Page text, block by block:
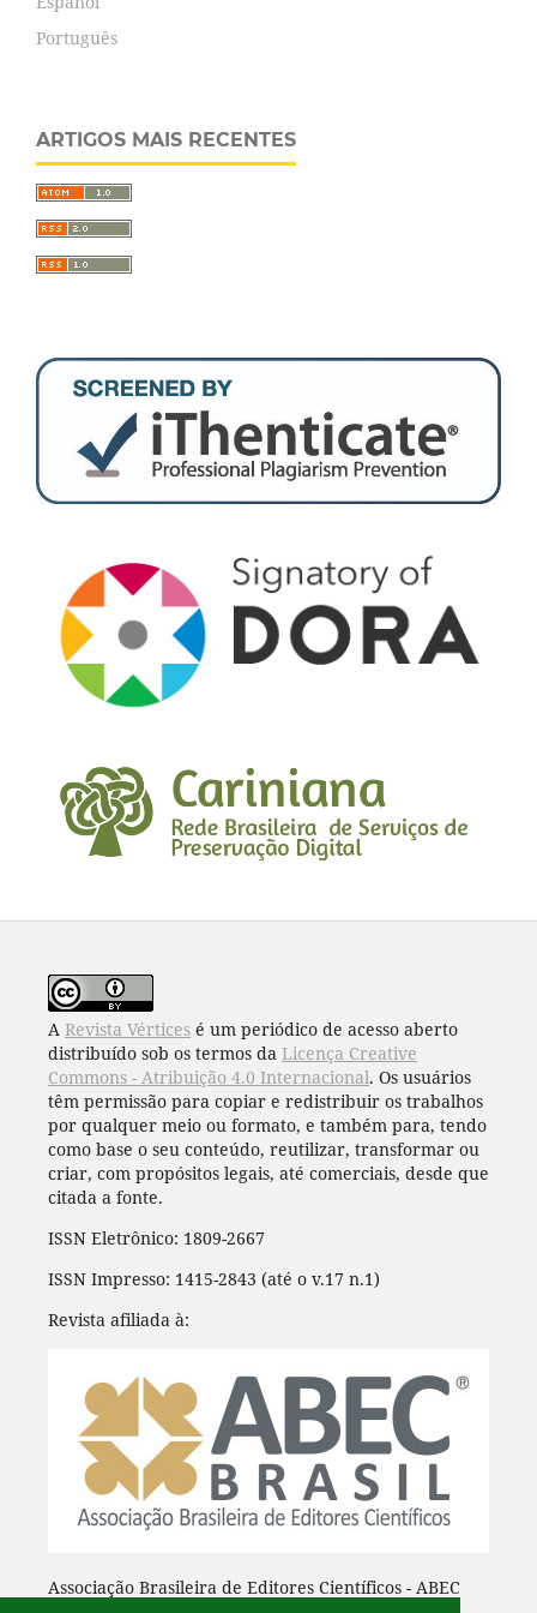
Português
ARTIGOS MAIS RECENTES
A Revista Vérticesé um periódico de acesso aberto
distribuído sob os termos da Licença Creative
Commons - Atribuição 4.0 Internacional. Os usuários
têm permissão para copiar e redistribuir os trabalhos
por qualquer meio ou formato, e também para, tendo
como base o seu conteúdo, reutilizar, transformar ou
criar, com propósitos legais, até comerciais, desde que
citada a fonte.
ISSN Eletrônico: 1809-2667
ISSN Impresso: 1415-2843 (até o v.17 n.1)
Revista afiliada à:
Associação Brasileira de Editores Científicos - ABEC